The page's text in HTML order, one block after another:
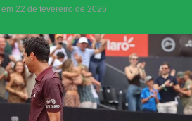
em 22 de fevereiro de 2026